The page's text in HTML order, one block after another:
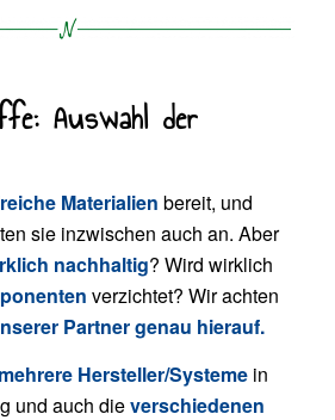
Auswahl der
Materialien bereit, und
sie inzwischen auch an. Aber
nachhaltig? Wird wirklich
verzichtet? Wir achten
Partner genau hierauf.
mehrere Hersteller/Systemein
und auch dieverschiedenen